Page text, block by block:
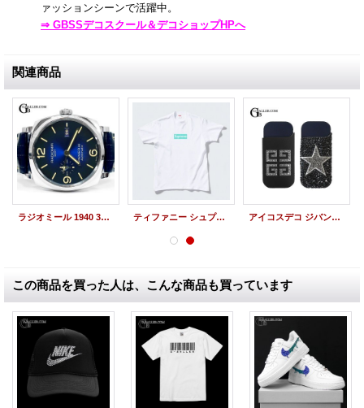
ァッションシーンで活躍中。
⇒ GBSSデコスクール＆デコショップHPへ
関連商品
ラジオミール 1940 3デイズ GMT アッチャイオ 45mm PAM00945 ブティック限定 388本 メディテラネオ エディション レザー ティファニー シュプリーム ボックスロゴ Tシャツ TIFFANY SUPREME 限定コラボアイテム アイコスデコ ジバンシー STAR ロゴ
この商品を買った人は、こんな商品も買っています